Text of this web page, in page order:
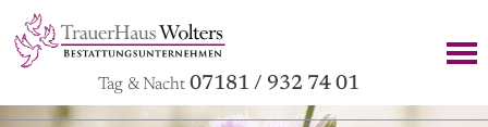
Tag & Nacht 07181 / 932 74 01